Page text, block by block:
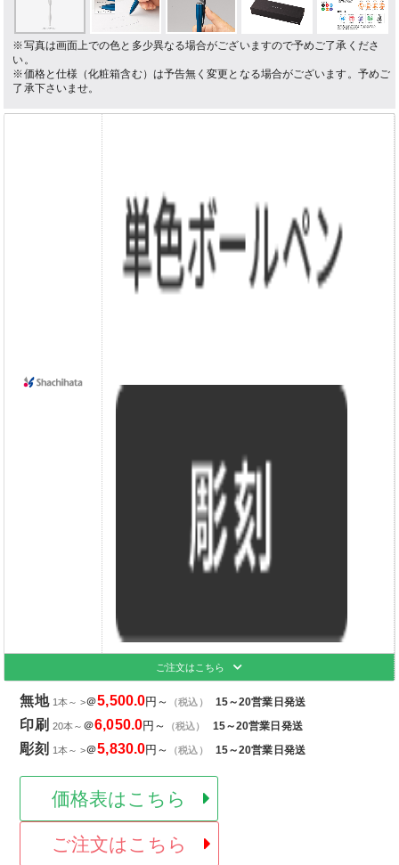
※写真は画面上での色と多少異なる場合がございますので予めご了承くださ
い。
※価格と仕様（化粧箱含む）は予告無く変更となる場合がございます。予めご
了承下さいませ。
ご注文はこちら
無地 1本～ >＠5,500.0円～ （税込） 15～20営業日発送
印刷 20本～ ＠6,050.0円～ （税込） 15～20営業日発送
彫刻 1本～ >＠5,830.0円～ （税込） 15～20営業日発送
価格表はこちら
ご注文はこちら